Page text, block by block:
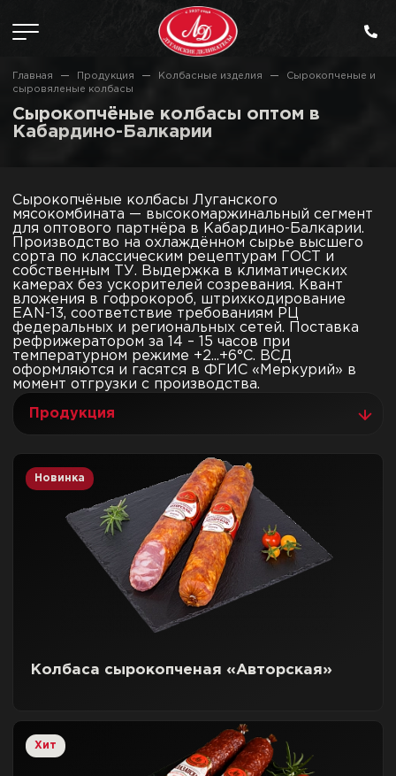
Главная Продукция Колбасные изделия
Сырокопченые и
сыровяленые колбасы
Сырокопчёные колбасы оптом в
Кабардино-Балкарии
Сырокопчёные колбасы Луганского
мясокомбината — высокомаржинальный сегмент
для оптового партнёра в Кабардино-Балкарии.
Производство на охлаждённом сырье высшего
сорта по классическим рецептурам ГОСТ и
собственным ТУ. Выдержка в климатических
камерах без ускорителей созревания. Квант
вложения в гофрокороб, штрихкодирование
EAN-13, соответствие требованиям РЦ
федеральных и региональных сетей. Поставка
рефрижератором за 14 – 15 часов при
температурном режиме +2...+6°C. ВСД
оформляются и гасятся в ФГИС «Меркурий» в
момент отгрузки с производства.
Продукция
Новинка
Колбаса сырокопченая «Авторская»
Хит